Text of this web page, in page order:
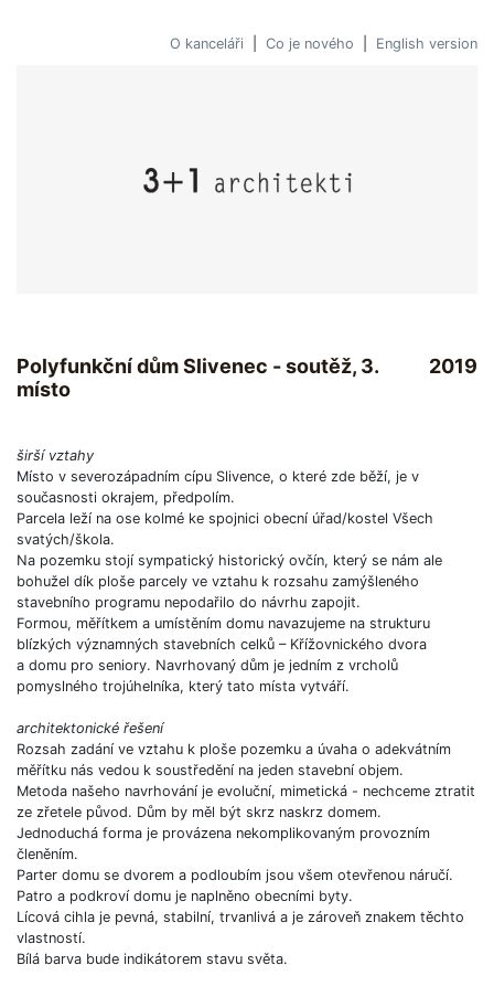
O kanceláři Co je nového English version
2019
Polyfunkční dům Slivenec - soutěž, 3.
místo
širší vztahy
Místo v severozápadním cípu Slivence, o které zde běží, je v
současnosti okrajem, předpolím.
Parcela leží na ose kolmé ke spojnici obecní úřad/kostel Všech
svatých/škola.
Na pozemku stojí sympatický historický ovčín, který se nám ale
bohužel dík ploše parcely ve vztahu k rozsahu zamýšleného
stavebního programu nepodařilo do návrhu zapojit.
Formou, měřítkem a umístěním domu navazujeme na strukturu
blízkých významných stavebních celků – Křížovnického dvora
a domu pro seniory. Navrhovaný dům je jedním z vrcholů
pomyslného trojúhelníka, který tato místa vytváří.
architektonické řešení
Rozsah zadání ve vztahu k ploše pozemku a úvaha o adekvátním
měřítku nás vedou k soustředění na jeden stavební objem.
Metoda našeho navrhování je evoluční, mimetická - nechceme ztratit
ze zřetele původ. Dům by měl být skrz naskrz domem.
Jednoduchá forma je provázena nekomplikovaným provozním
členěním.
Parter domu se dvorem a podloubím jsou všem otevřenou náručí.
Patro a podkroví domu je naplněno obecními byty.
Lícová cihla je pevná, stabilní, trvanlivá a je zároveň znakem těchto
vlastností.
Bílá barva bude indikátorem stavu světa.